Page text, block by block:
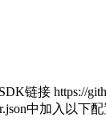
链接 https://
中加入以下